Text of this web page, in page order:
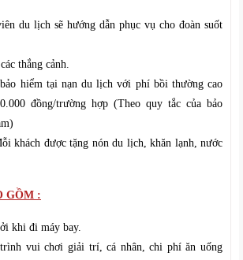
du lịch sẽ hướng dẫn phục vụ cho đoàn suốt
thắng cảnh.
hiểm tại nạn du lịch với phí bồi thường cao
đồng/trường hợp (Theo quy tắc của bảo
khách được tặng nón du lịch, khăn lạnh, nước
GỒM :
khi đi máy bay.
trình vui chơi giải trí, cá nhân, chi phí ăn uống